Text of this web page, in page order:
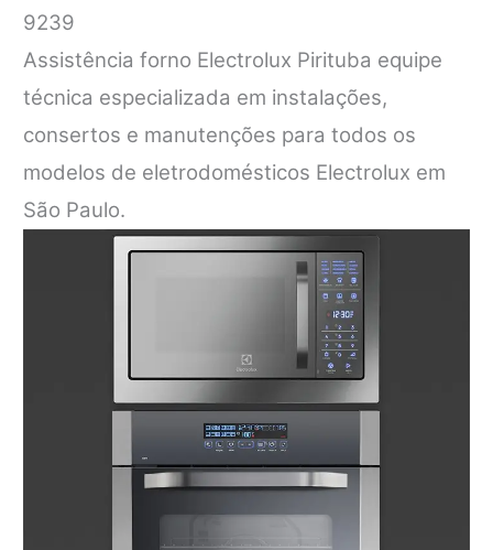
9239
Assistência forno Electrolux Pirituba equipe
técnica especializada em instalações,
consertos e manutenções para todos os
modelos de eletrodomésticos Electrolux em
São Paulo.